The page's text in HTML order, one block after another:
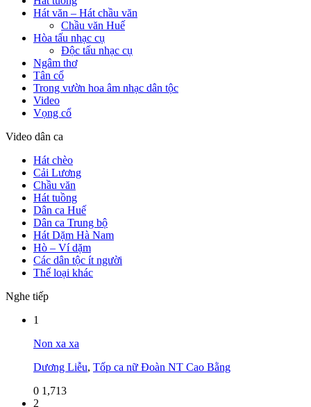
Hát văn – Hát chầu văn
Chầu văn Huế
Hòa tấu nhạc cụ
Độc tấu nhạc cụ
Ngâm thơ
Tân cổ
Trong vườn hoa âm nhạc dân tộc
Video
Vọng cổ
Video dân ca
Hát chèo
Cải Lương
Chầu văn
Hát tuồng
Dân ca Huế
Dân ca Trung bộ
Hát Dặm Hà Nam
Hò – Ví dặm
Các dân tộc ít người
Thể loại khác
Nghe tiếp
1
Non xa xa
Dương Liễu, Tốp ca nữ Đoàn NT Cao Bằng
0 1,713
2